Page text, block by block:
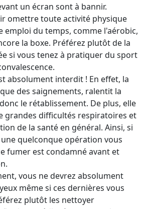
un écran sont à bannir.
omettre toute activité physique
emploi du temps, comme l'aérobic,
la boxe. Préférez plutôt de la
si vous tenez à pratiquer du sport
absolument interdit ! En effet, la
des saignements, ralentit la
le rétablissement. De plus, elle
grandes difficultés respiratoires et
de la santé en général. Ainsi, si
quelconque opération vous
fumer est condamné avant et
vous ne devrez absolument
même si ces dernières vous
plutôt les nettoyer